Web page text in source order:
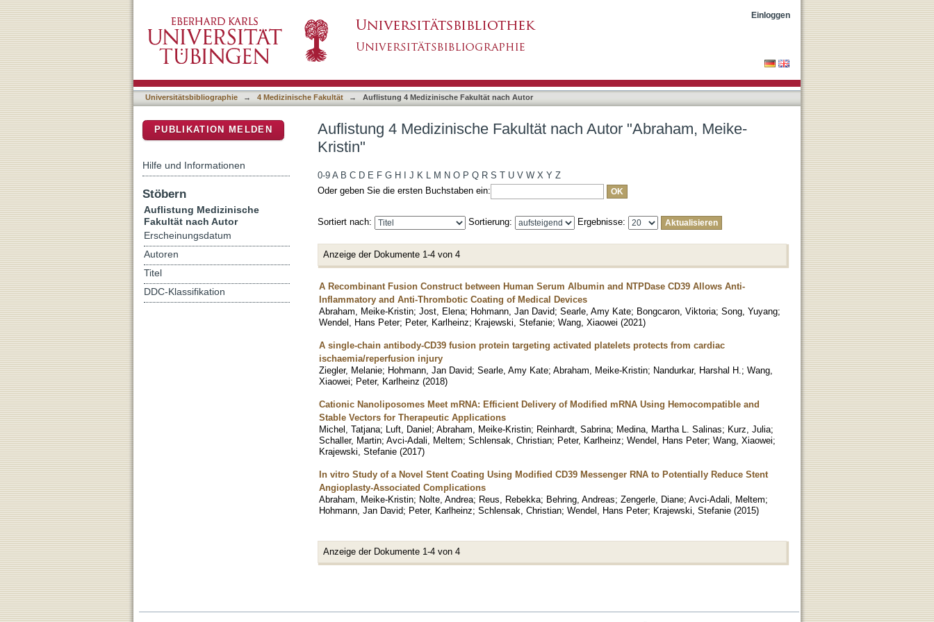
Einloggen
Universitätsbibliographie → 4 Medizinische Fakultät → Auflistung 4 Medizinische Fakultät nach Autor
Auflistung 4 Medizinische Fakultät nach Autor "Abraham, Meike-
Kristin"
0-9 A B C D E F G H J K L M N O P Q R S T U V W X Y Z
Oder geben Sie die ersten Buchstaben ein:
Sortiert nach: Sortierung: Ergebnisse:
Anzeige der Dokumente 1-4 von 4
A Recombinant Fusion Construct between Human Serum Albumin and NTPDase CD39 Allows Anti-
Inflammatory and Anti-Thrombotic Coating of Medical Devices
Abraham, Meike-Kristin; Jost, Elena; Hohmann, Jan David; Searle, Amy Kate; Bongcaron, Viktoria; Song, Yuyang;
Wendel, Hans Peter; Peter, Karlheinz; Krajewski, Stefanie; Wang, Xiaowei (2021)
A single-chain antibody-CD39 fusion protein targeting activated platelets protects from cardiac
ischaemia/reperfusion injury
Ziegler, Melanie; Hohmann, Jan David; Searle, Amy Kate; Abraham, Meike-Kristin; Nandurkar, Harshal H. ; Wang,
Xiaowei; Peter, Karlheinz (2018)
Cationic Nanoliposomes Meet mRNA: Efficient Delivery of Modified mRNA Using Hemocompatible and
Stable Vectors for Therapeutic Applications
Michel, Tatjana; Luft, Daniel; Abraham, Meike-Kristin; Reinhardt, Sabrina; Medina, Martha L. Salinas; Kurz, Julia;
Schaller, Martin; Avci-Adali, Meltem; Schlensak, Christian; Peter, Karlheinz; Wendel, Hans Peter; Wang, Xiaowei;
Krajewski, Stefanie (2017)
In vitro Study of a Novel Stent Coating Using Modified CD39 Messenger RNA to Potentially Reduce Stent
Angioplasty-Associated Complications
Abraham, Meike-Kristin; Nolte, Andrea; Reus, Rebekka; Behring, Andreas; Zengerle, Diane; Avci-Adali, Meltem;
Hohmann, Jan David; Peter, Karlheinz; Schlensak, Christian; Wendel, Hans Peter; Krajewski, Stefanie (2015)
Anzeige der Dokumente 1-4 von 4
PUBLIKATION MELDEN
Hilfe und Informationen
Stöbern
Auflistung Medizinische
Fakultät nach Autor
Erscheinungsdatum
Autoren
Titel
DDC-Klassifikation